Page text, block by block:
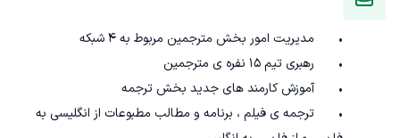
•	ترجمه ی فیلم ، برنامه و مطالب مطبوعات از انگلیسی به